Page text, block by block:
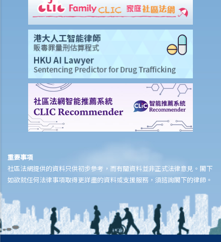
構)，我可以做什麼準備？
遺產管理
1. 償還債務和支付喪葬費
2. 哪些財產構成資產？
3. 遺產代理人處理資產的權力
4. 分發資產
5. 提供帳目的責任
6. 不浪費資產的責任和受信責任
7. 對第三方的責任
8. 報酬
1. 如果遺產包含業務怎麼辦？
2. 如果死者沒有立遺囑，有關遺產將如何被分發？
4. 受益人能否拒絕繼承遺產？
5. 分發遺產有時限嗎？
6. 什麼是家族安排契據？ 什麼時候使用它？
重要事項
社區法網提供的資料只供初步參考，而有關資料並非正式法律意見。閣下
如欲就任何法律事項取得更詳盡的資料或支援服務，須諮詢閣下的律師。